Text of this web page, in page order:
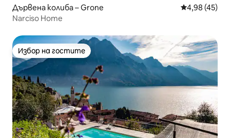
Дървена колиба – Grone Средна
4,98 (45)
Narciso Home
Избор на гостите
Избор на гостите